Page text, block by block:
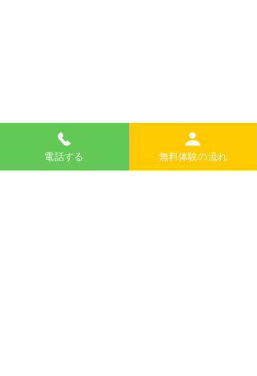
電話する 無料体験の流れ